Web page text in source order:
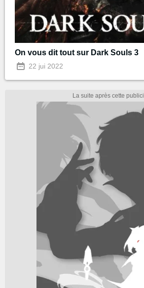
On vous dit tout sur Dark Souls 3
22 jui 2022